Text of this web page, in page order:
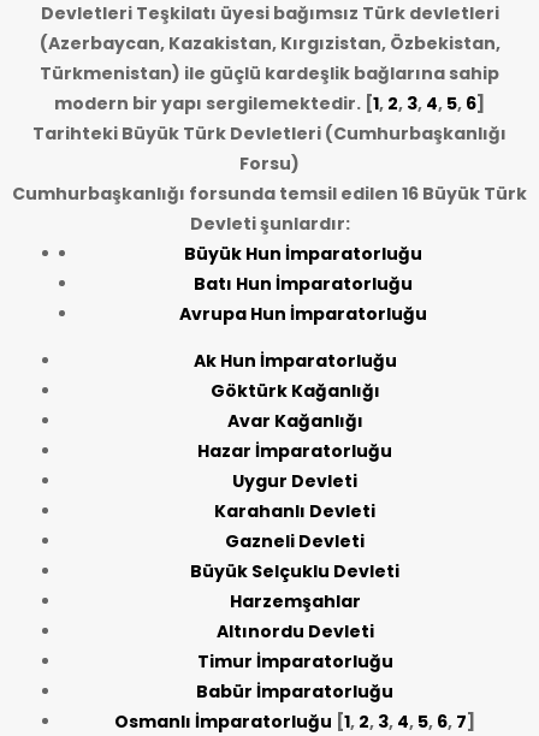
Devletleri Teşkilatı üyesi bağımsız Türk devletleri
(Azerbaycan, Kazakistan, Kırgızistan, Özbekistan,
Türkmenistan) ile güçlü kardeşlik bağlarına sahip
modern bir yapı sergilemektedir. [1, 2, 3, 4, 5, 6]
Tarihteki Büyük Türk Devletleri (Cumhurbaşkanlığı
Forsu)
Cumhurbaşkanlığı forsunda temsil edilen 16 Büyük Türk
Devleti şunlardır:
Büyük Hun İmparatorluğu
Batı Hun İmparatorluğu
Avrupa Hun İmparatorluğu
Ak Hun İmparatorluğu
Göktürk Kağanlığı
Avar Kağanlığı
Hazar İmparatorluğu
Uygur Devleti
Karahanlı Devleti
Gazneli Devleti
Büyük Selçuklu Devleti
Harzemşahlar
Altınordu Devleti
Timur İmparatorluğu
Babür İmparatorluğu
Osmanlı İmparatorluğu [1, 2, 3, 4, 5, 6, 7]